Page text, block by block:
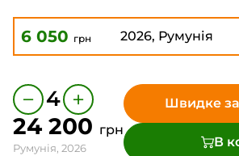
6 050 грн 2026, Румунія
− 4 +
24 200 грн
Румунія, 2026
Швидке
В